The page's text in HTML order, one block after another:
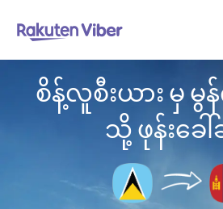
စိန့်လူစီးယား မှ မွ
သို့ ဖုန်းခေ